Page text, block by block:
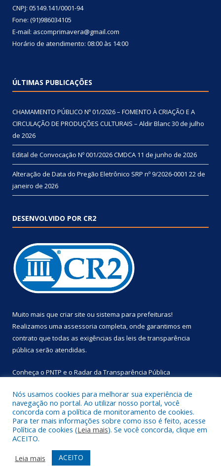
CNPJ: 05149.141/0001-94
Fone: (91)986034105
E-mail: ascomprimavera@gmail.com
Horário de atendimento: 08:00 às 14:00
ÚLTIMAS PUBLICAÇÕES
CHAMAMENTO PÚBLICO Nº 01/2026 – FOMENTO À CRIAÇÃO E A
CIRCULAÇÃO DE PRODUÇÕES CULTURAIS – Aldir Blanc30 de julho
de 2026
Edital de Convocação Nº 001/2026 CMDCA 11 de junho de 2026
Alteração de Data do Pregão Eletrônico SRP nº 9/2026-0001 22 de
janeiro de 2026
DESENVOLVIDO POR CR2
Muito mais que criar site ou sistema para prefeituras!
Realizamos uma assessoria completa, onde garantimos em
contrato que todas as exigências das leis de transparência
pública serão atendidas.
Conheça o PNTP e o Radar da Transparência Pública
Todos os direitos reservados a Prefeitura Municipal de
Primavera.
Mapa do Site
Acessar Área Administrativa
Nós usamos cookies para melhorar sua experiência de
navegação no portal. Ao utilizar nosso portal, você
concorda com a política de monitoramento de cookies.
Para ter mais informações sobre como isso é feito, acesse
Política de cookies (Leia mais). Se você concorda, clique em
ACEITO.
Leia mais
ACEITO